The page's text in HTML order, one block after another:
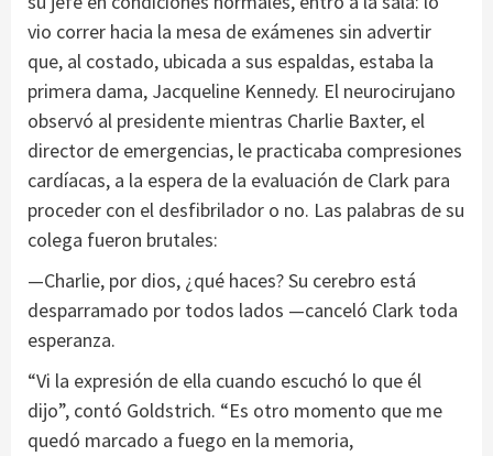
vio correr hacia la mesa de exámenes sin advertir
que, al costado, ubicada a sus espaldas, estaba la
primera dama, Jacqueline Kennedy. El neurocirujano
observó al presidente mientras Charlie Baxter, el
director de emergencias, le practicaba compresiones
cardíacas, a la espera de la evaluación de Clark para
proceder con el desfibrilador o no. Las palabras de su
colega fueron brutales:
—Charlie, por dios, ¿qué haces? Su cerebro está
desparramado por todos lados —canceló Clark toda
esperanza.
“Vi la expresión de ella cuando escuchó lo que él
dijo”, contó Goldstrich. “Es otro momento que me
quedó marcado a fuego en la memoria,